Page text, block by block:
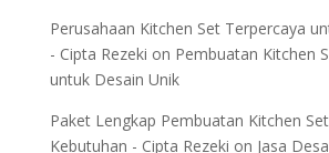
Perusahaan Kitchen Set Terpercaya
- Cipta Rezeki on Pembuatan Kitchen
untuk Desain Unik
Paket Lengkap Pembuatan Kitchen
Kebutuhan - Cipta Rezeki on Jasa